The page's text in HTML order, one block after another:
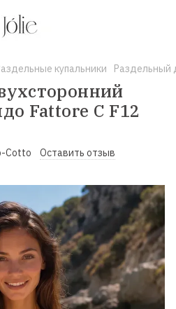
купальники Раздельный
Fattore C F12
Cotto Оставить отзыв